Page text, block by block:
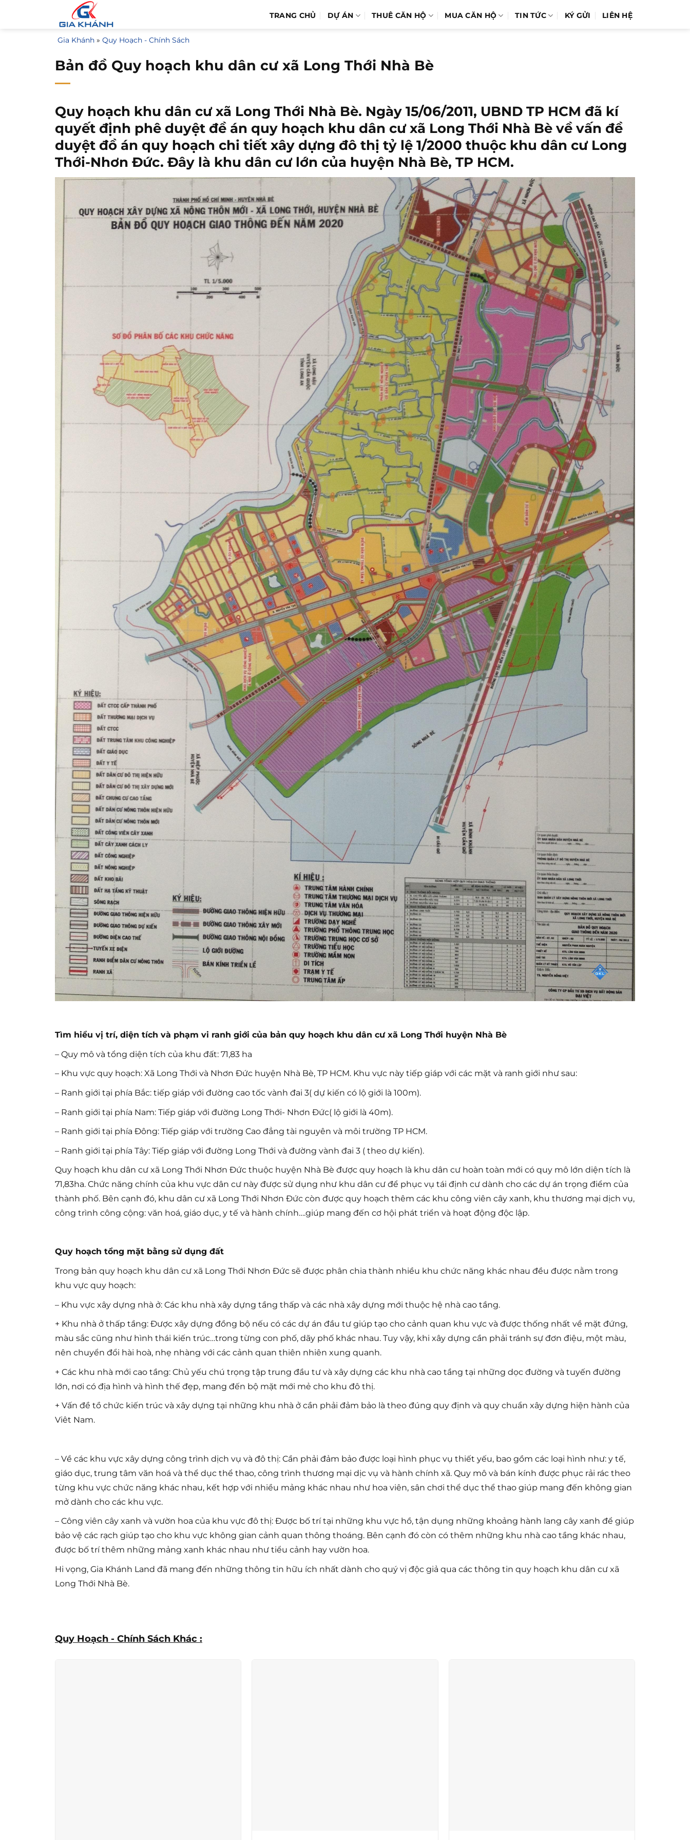
TRANG CHỦ DỰ ÁN THUÊ CĂN HỘ MUA CĂN HỘ TIN TỨC KÝ GỬI LIÊN HỆ
Gia Khánh » Quy Hoạch - Chính Sách
Bản đồ Quy hoạch khu dân cư xã Long Thới Nhà Bè
Quy hoạch khu dân cư xã Long Thới Nhà Bè. Ngày 15/06/2011, UBND TP HCM đã kí
quyết định phê duyệt đề án quy hoạch khu dân cư xã Long Thới Nhà Bè về vấn đề
duyệt đồ án quy hoạch chi tiết xây dựng đô thị tỷ lệ 1/2000 thuộc khu dân cư Long
Thới-Nhơn Đức. Đây là khu dân cư lớn của huyện Nhà Bè, TP HCM.
Tìm hiểu vị trí, diện tích và phạm vi ranh giới của bản quy hoạch khu dân cư xã Long Thới huyện Nhà Bè
– Quy mô và tổng diện tích của khu đất: 71,83 ha
– Khu vực quy hoạch: Xã Long Thới và Nhơn Đức huyện Nhà Bè, TP HCM. Khu vực này tiếp giáp với các mặt và ranh giới như sau:
– Ranh giới tại phía Bắc: tiếp giáp với đường cao tốc vành đai 3( dự kiến có lộ giới là 100m).
– Ranh giới tại phía Nam: Tiếp giáp với đường Long Thới- Nhơn Đức( lộ giới là 40m).
– Ranh giới tại phía Đông: Tiếp giáp với trường Cao đẳng tài nguyên và môi trường TP HCM.
– Ranh giới tại phía Tây: Tiếp giáp với đường Long Thới và đường vành đai 3 ( theo dự kiến).
Quy hoạch khu dân cư xã Long Thới Nhơn Đức thuộc huyện Nhà Bè được quy hoạch là khu dân cư hoàn toàn mới có quy mô lớn diện tích là
71,83ha. Chức năng chính của khu vực dân cư này được sử dụng như khu dân cư để phục vụ tái định cư dành cho các dự án trọng điểm của
thành phố. Bên cạnh đó, khu dân cư xã Long Thới Nhơn Đức còn được quy hoạch thêm các khu công viên cây xanh, khu thương mại dịch vụ,
công trình công cộng: văn hoá, giáo dục, y tế và hành chính….giúp mang đến cơ hội phát triển và hoạt động độc lập.
Quy hoạch tổng mặt bằng sử dụng đất
Trong bản quy hoạch khu dân cư xã Long Thới Nhơn Đức sẽ được phân chia thành nhiều khu chức năng khác nhau đều được nằm trong
khu vực quy hoạch:
– Khu vực xây dựng nhà ở: Các khu nhà xây dựng tầng thấp và các nhà xây dựng mới thuộc hệ nhà cao tầng.
+ Khu nhà ở thấp tầng: Được xây dựng đồng bộ nếu có các dự án đầu tư giúp tạo cho cảnh quan khu vực và được thống nhất về mặt đứng,
màu sắc cũng như hình thái kiến trúc…trong từng con phố, dãy phố khác nhau. Tuy vậy, khi xây dựng cần phải tránh sự đơn điệu, một màu,
nên chuyển đổi hài hoà, nhẹ nhàng với các cảnh quan thiên nhiên xung quanh.
+ Các khu nhà mới cao tầng: Chủ yếu chú trọng tập trung đầu tư và xây dựng các khu nhà cao tầng tại những dọc đường và tuyến đường
lớn, nơi có địa hình và hình thế đẹp, mang đến bộ mặt mới mẻ cho khu đô thị.
+ Vấn đề tồ chức kiến trúc và xây dựng tại những khu nhà ở cần phải đảm bảo là theo đúng quy định và quy chuẩn xây dựng hiện hành của
Viêt Nam.
– Về các khu vực xây dựng công trình dịch vụ và đô thị: Cần phải đảm bảo được loại hình phục vụ thiết yếu, bao gồm các loại hình như: y tế,
giáo dục, trung tâm văn hoá và thể dục thể thao, công trình thương mại dịc vụ và hành chính xã. Quy mô và bán kính được phục rải rác theo
từng khu vực chức năng khác nhau, kết hợp với nhiều mảng khác nhau như hoa viên, sân chơi thể dục thể thao giúp mang đến không gian
mở dành cho các khu vực.
– Công viên cây xanh và vườn hoa của khu vực đô thị: Được bố trí tại những khu vực hồ, tận dụng những khoảng hành lang cây xanh để giúp
bảo vệ các rạch giúp tạo cho khu vực không gian cảnh quan thông thoáng. Bên cạnh đó còn có thêm những khu nhà cao tầng khác nhau,
được bố trí thêm những mảng xanh khác nhau như tiểu cảnh hay vườn hoa.
Hi vọng, Gia Khánh Land đã mang đến những thông tin hữu ích nhất dành cho quý vị độc giả qua các thông tin quy hoạch khu dân cư xã
Long Thới Nhà Bè.
Quy Hoạch - Chính Sách Khác :